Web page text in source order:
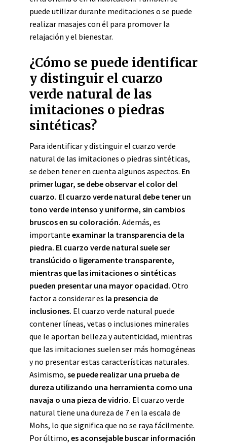
puede utilizar durante meditaciones o se puede
realizar masajes con él para promover la
relajación y el bienestar.
¿Cómo se puede identificar
y distinguir el cuarzo
verde natural de las
imitaciones o piedras
sintéticas?
Para identificar y distinguir el cuarzo verde
natural de las imitaciones o piedras sintéticas,
se deben tener en cuenta algunos aspectos. En
primer lugar, se debe observar el color del
cuarzo. El cuarzo verde natural debe tener un
tono verde intenso y uniforme, sin cambios
bruscos en su coloración. Además, es
importante examinar la transparencia de la
piedra. El cuarzo verde natural suele ser
translúcido o ligeramente transparente,
mientras que las imitaciones o sintéticas
pueden presentar una mayor opacidad. Otro
factor a considerar es la presencia de
inclusiones. El cuarzo verde natural puede
contener líneas, vetas o inclusiones minerales
que le aportan belleza y autenticidad, mientras
que las imitaciones suelen ser más homogéneas
y no presentar estas características naturales.
Asimismo, se puede realizar una prueba de
dureza utilizando una herramienta como una
navaja o una pieza de vidrio. El cuarzo verde
natural tiene una dureza de 7 en la escala de
Mohs, lo que significa que no se raya fácilmente.
Por último, es aconsejable buscar información